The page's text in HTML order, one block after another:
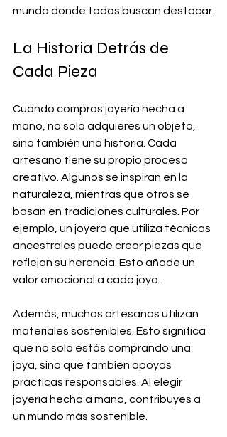
mundo donde todos buscan destacar.
La Historia Detrás de
Cada Pieza
Cuando compras joyería hecha a
mano, no solo adquieres un objeto,
sino también una historia. Cada
artesano tiene su propio proceso
creativo. Algunos se inspiran en la
naturaleza, mientras que otros se
basan en tradiciones culturales. Por
ejemplo, un joyero que utiliza técnicas
ancestrales puede crear piezas que
reflejan su herencia. Esto añade un
valor emocional a cada joya.
Además, muchos artesanos utilizan
materiales sostenibles. Esto significa
que no solo estás comprando una
joya, sino que también apoyas
prácticas responsables. Al elegir
joyería hecha a mano, contribuyes a
un mundo más sostenible.